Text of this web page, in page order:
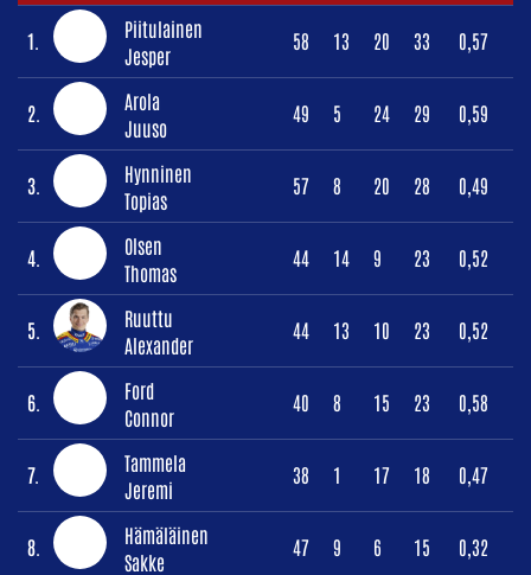
1.
Piitulainen
Jesper
58 13 20 33 0,57
2.
Arola
Juuso
49 5 24 29 0,59
3.
Hynninen
Topias
57 8 20 28 0,49
4.
Olsen
Thomas
44 14 9 23 0,52
5.
Ruuttu
Alexander
44 13 10 23 0,52
6.
Ford
Connor
40 8 15 23 0,58
7.
Tammela
Jeremi
38 1 17 18 0,47
8.
Hämäläinen
Sakke
47 9 6 15 0,32